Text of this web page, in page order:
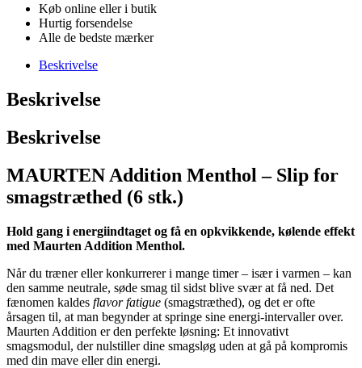
Køb online eller i butik
Hurtig forsendelse
Alle de bedste mærker
Beskrivelse
Beskrivelse
Beskrivelse
MAURTEN Addition Menthol – Slip for
smagstræthed (6 stk.)
Hold gang i energiindtaget og få en opkvikkende, kølende effekt
med Maurten Addition Menthol.
Når du træner eller konkurrerer i mange timer – især i varmen – kan
den samme neutrale, søde smag til sidst blive svær at få ned. Det
fænomen kaldes flavor fatigue (smagstræthed), og det er ofte
årsagen til, at man begynder at springe sine energi-intervaller over.
Maurten Addition er den perfekte løsning: Et innovativt
smagsmodul, der nulstiller dine smagsløg uden at gå på kompromis
med din mave eller din energi.